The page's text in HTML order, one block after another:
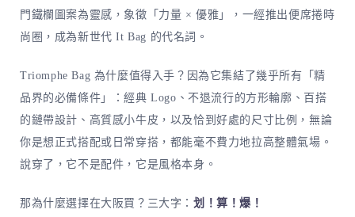
門鐵欄圖案為靈感，象徵「力量 × 優雅」，一經推出便席捲時
尚圈，成為新世代 It Bag 的代名詞。
Triomphe Bag 為什麼值得入手？因為它集結了幾乎所有「精
品界的必備條件」：經典 Logo、不退流行的方形輪廓、百搭
的鏈帶設計、高質感小牛皮，以及恰到好處的尺寸比例，無論
你是想正式搭配或日常穿搭，都能毫不費力地拉高整體氣場。
說穿了，它不是配件，它是風格本身。
那為什麼選擇在大阪買？三大字： 划！算！爆！